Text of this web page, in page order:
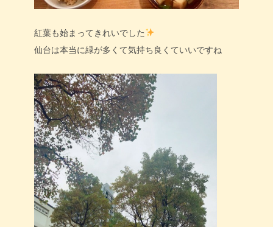
紅葉も始まってきれいでした
仙台は本当に緑が多くて気持ち良くていいですね